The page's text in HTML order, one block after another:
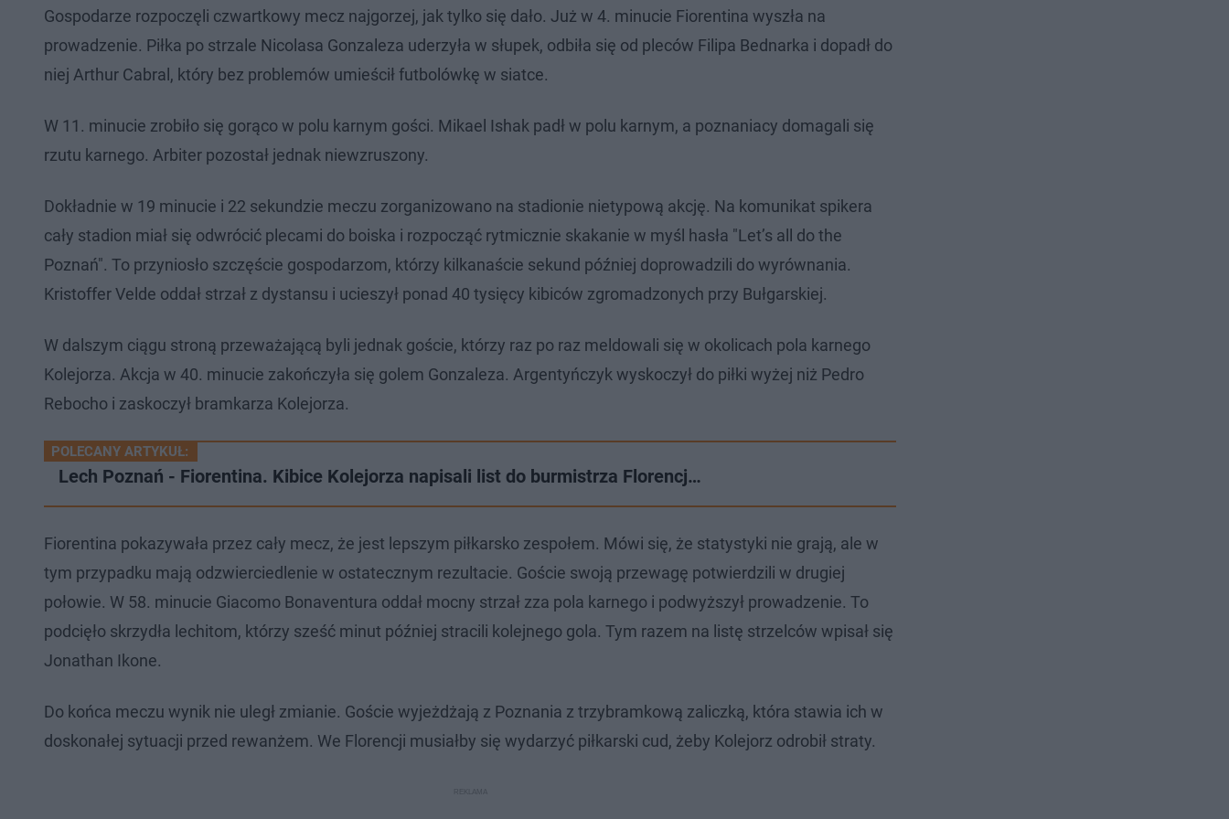
Gospodarze rozpoczęli czwartkowy mecz najgorzej, jak tylko się dało. Już w 4. minucie Fiorentina wyszła na
prowadzenie. Piłka po strzale Nicolasa Gonzaleza uderzyła w słupek, odbiła się od pleców Filipa Bednarka i dopadł do
niej Arthur Cabral, który bez problemów umieścił futbolówkę w siatce.
W 11. minucie zrobiło się gorąco w polu karnym gości. Mikael Ishak padł w polu karnym, a poznaniacy domagali się
rzutu karnego. Arbiter pozostał jednak niewzruszony.
Dokładnie w 19 minucie i 22 sekundzie meczu zorganizowano na stadionie nietypową akcję. Na komunikat spikera
cały stadion miał się odwrócić plecami do boiska i rozpocząć rytmicznie skakanie w myśl hasła "Let’s all do the
Poznań". To przyniosło szczęście gospodarzom, którzy kilkanaście sekund później doprowadzili do wyrównania.
Kristoffer Velde oddał strzał z dystansu i ucieszył ponad 40 tysięcy kibiców zgromadzonych przy Bułgarskiej.
W dalszym ciągu stroną przeważającą byli jednak goście, którzy raz po raz meldowali się w okolicach pola karnego
Kolejorza. Akcja w 40. minucie zakończyła się golem Gonzaleza. Argentyńczyk wyskoczył do piłki wyżej niż Pedro
Rebocho i zaskoczył bramkarza Kolejorza.
POLECANY ARTYKUŁ:
Lech Poznań - Fiorentina. Kibice Kolejorza napisali list do burmistrza Florencj…
Fiorentina pokazywała przez cały mecz, że jest lepszym piłkarsko zespołem. Mówi się, że statystyki nie grają, ale w
tym przypadku mają odzwierciedlenie w ostatecznym rezultacie. Goście swoją przewagę potwierdzili w drugiej
połowie. W 58. minucie Giacomo Bonaventura oddał mocny strzał zza pola karnego i podwyższył prowadzenie. To
podcięło skrzydła lechitom, którzy sześć minut później stracili kolejnego gola. Tym razem na listę strzelców wpisał się
Jonathan Ikone.
Do końca meczu wynik nie uległ zmianie. Goście wyjeżdżają z Poznania z trzybramkową zaliczką, która stawia ich w
doskonałej sytuacji przed rewanżem. We Florencji musiałby się wydarzyć piłkarski cud, żeby Kolejorz odrobił straty.